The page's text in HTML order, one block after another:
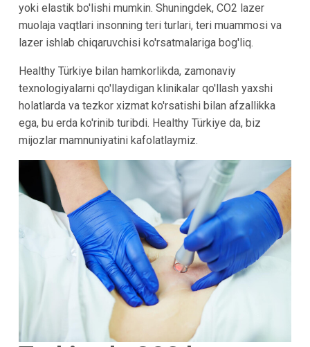
yoki elastik bo'lishi mumkin. Shuningdek, CO2 lazer
muolaja vaqtlari insonning teri turlari, teri muammosi va
lazer ishlab chiqaruvchisi ko'rsatmalariga bog'liq.
Healthy Türkiye bilan hamkorlikda, zamonaviy
texnologiyalarni qo'llaydigan klinikalar qo'llash yaxshi
holatlarda va tezkor xizmat ko'rsatishi bilan afzallikka
ega, bu erda ko'rinib turibdi. Healthy Türkiye da, biz
mijozlar mamnuniyatini kafolatlaymiz.